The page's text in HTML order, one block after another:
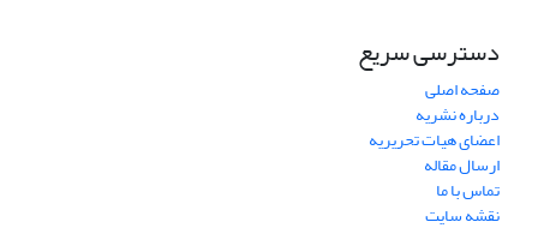
دسترسی سریع
صفحه اصلی
درباره نشریه
اعضای هیات تحریریه
ارسال مقاله
تماس با ما
نقشه سایت